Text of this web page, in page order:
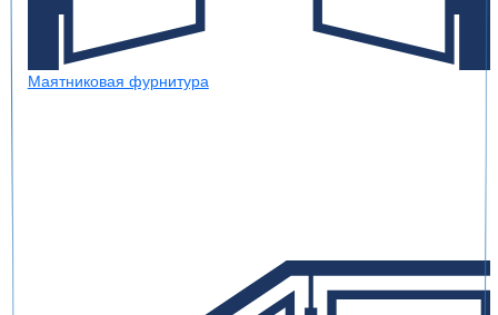
Маятниковая фурнитура